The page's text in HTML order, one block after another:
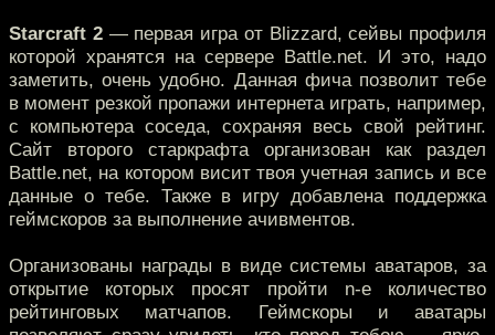
Starcraft 2— первая игра от Blizzard, сейвы профиля
которой хранятся на сервере Battle.net. И это, надо
заметить, очень удобно. Данная фича позволит тебе
в момент резкой пропажи интернета играть, например,
с компьютера соседа, сохраняя весь свой рейтинг.
Сайт второго старкрафта организован как раздел
Battle.net, на котором висит твоя учетная запись и все
данные о тебе. Также в игру добавлена поддержка
геймскоров за выполнение ачивментов.
Организованы награды в виде системы аватаров, за
открытие которых просят пройти n-e количество
рейтинговых матчапов. Геймскоры и аватары